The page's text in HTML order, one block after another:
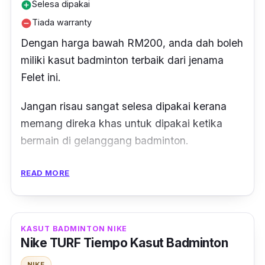
add_circleSelesa dipakai
remove_circleTiada warranty
Dengan harga bawah RM200, anda dah boleh
miliki kasut badminton terbaik dari jenama
Felet ini.
Jangan risau sangat selesa dipakai kerana
memang direka khas untuk dipakai ketika
bermain di gelanggang badminton.
Selain itu, kasut ini turut memberi cengkaman
Mudah nak lompat dansmash bulu tangkis,
READ MORE
KASUT BADMINTON NIKE
Nike TURF Tiempo Kasut Badminton